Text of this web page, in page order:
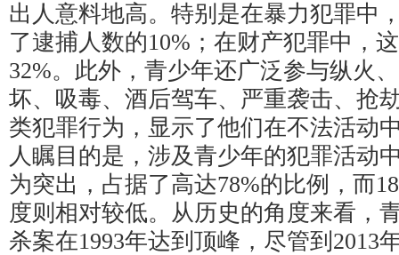
出人意料地高。特别是在暴力犯罪中
了逮捕人数的10%；在财产犯罪中，
32%。此外，青少年还广泛参与纵火
坏、吸毒、酒后驾车、严重袭击、抢
类犯罪行为，显示了他们在不法活动
人瞩目的是，涉及青少年的犯罪活动
为突出，占据了高达78%的比例，而
度则相对较低。从历史的角度来看，
杀案在1993年达到顶峰，尽管到2013